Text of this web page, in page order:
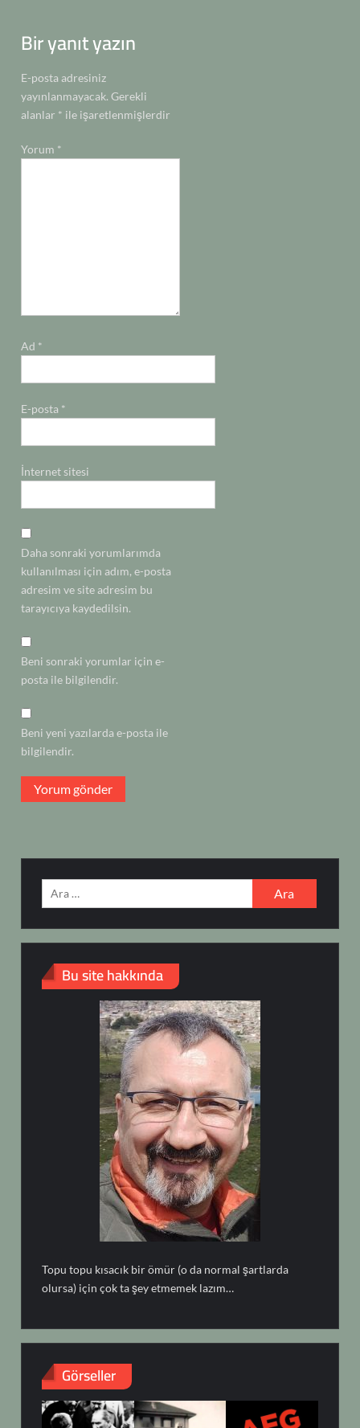
Bir yanıt yazın
E-posta adresiniz
yayınlanmayacak. Gerekli
alanlar * ile işaretlenmişlerdir
Yorum *
Ad *
E-posta *
İnternet sitesi
Daha sonraki yorumlarımda
kullanılması için adım, e-posta
adresim ve site adresim bu
tarayıcıya kaydedilsin.
Beni sonraki yorumlar için e-
posta ile bilgilendir.
Beni yeni yazılarda e-posta ile
bilgilendir.
Arama:
Bu site hakkında
Topu topu kısacık bir ömür (o da normal şartlarda
olursa) için çok ta şey etmemek lazım…
Görseller